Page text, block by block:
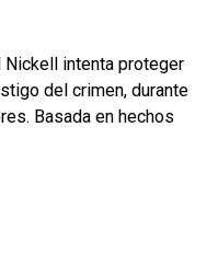
Nickell intenta proteger
del crimen, durante
Basada en hechos